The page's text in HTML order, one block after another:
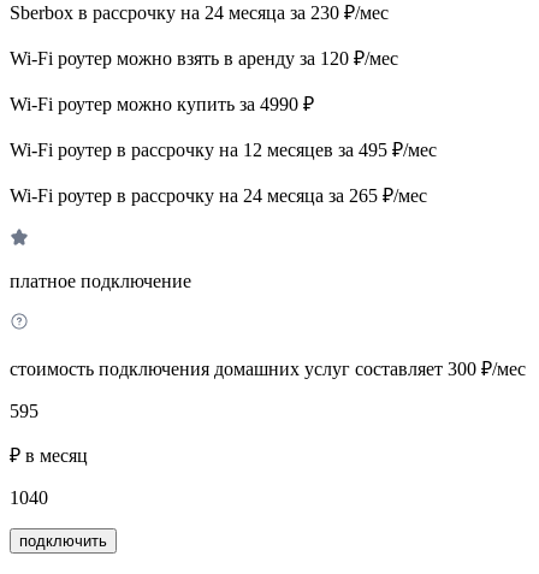
Sberbox в рассрочку на 24 месяца за 230 ₽/мес
Wi-Fi роутер можно взять в аренду за 120 ₽/мес
Wi-Fi роутер можно купить за 4990 ₽
Wi-Fi роутер в рассрочку на 12 месяцев за 495 ₽/мес
Wi-Fi роутер в рассрочку на 24 месяца за 265 ₽/мес
платное подключение
стоимость подключения домашних услуг составляет 300 ₽/мес
595
₽ в месяц
1040
подключить